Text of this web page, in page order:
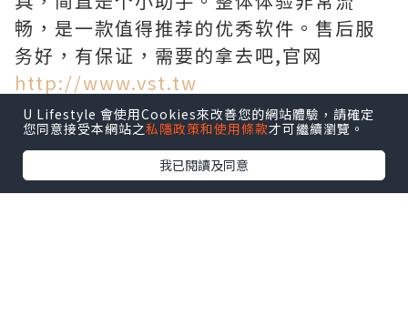
畅，是一款值得推荐的优秀软件。售后服
务好，有保证，需要的拿去吧,官网
http://www.vst.tw
U Lifestyle 會使用Cookies來改善您的網站體驗，請確定
您同意接受本網站之私隱政策和使用條款才可繼續瀏覽。
我已閱讀及同意